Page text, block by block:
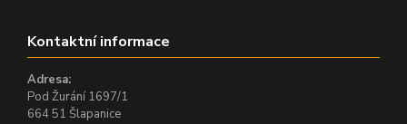
Kontaktní informace
Adresa:
Pod Žurání 1697/1
664 51 Šlapanice